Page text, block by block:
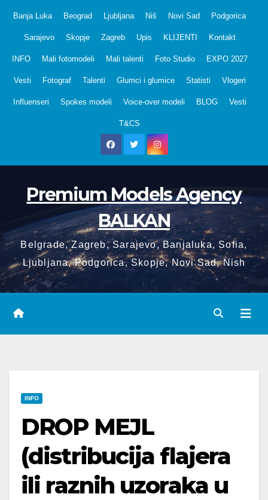
Banja Luka Beograd Ljubljana Niš Novi Sad Podgorica
Sarajevo Skopje Zagreb Upis KLIJENTI Kontakt
INFO Mali fotomodeli Mali talenti Foto Studio EXPO 2027
Vesti Fotograf Talenti Glumci i glumice Statisti Vlogeri
Influenseri Spokes modeli Voice-over modeli BLOG Vesti
T&CS
Premium Models Agency
BALKAN
Belgrade, Zagreb, Sarajevo, Banjaluka, Sofia,
Ljubljana, Podgorica, Skopje, Novi Sad, Nish
INFO
DROP MEJL
(distribucija flajera
ili raznih uzoraka u